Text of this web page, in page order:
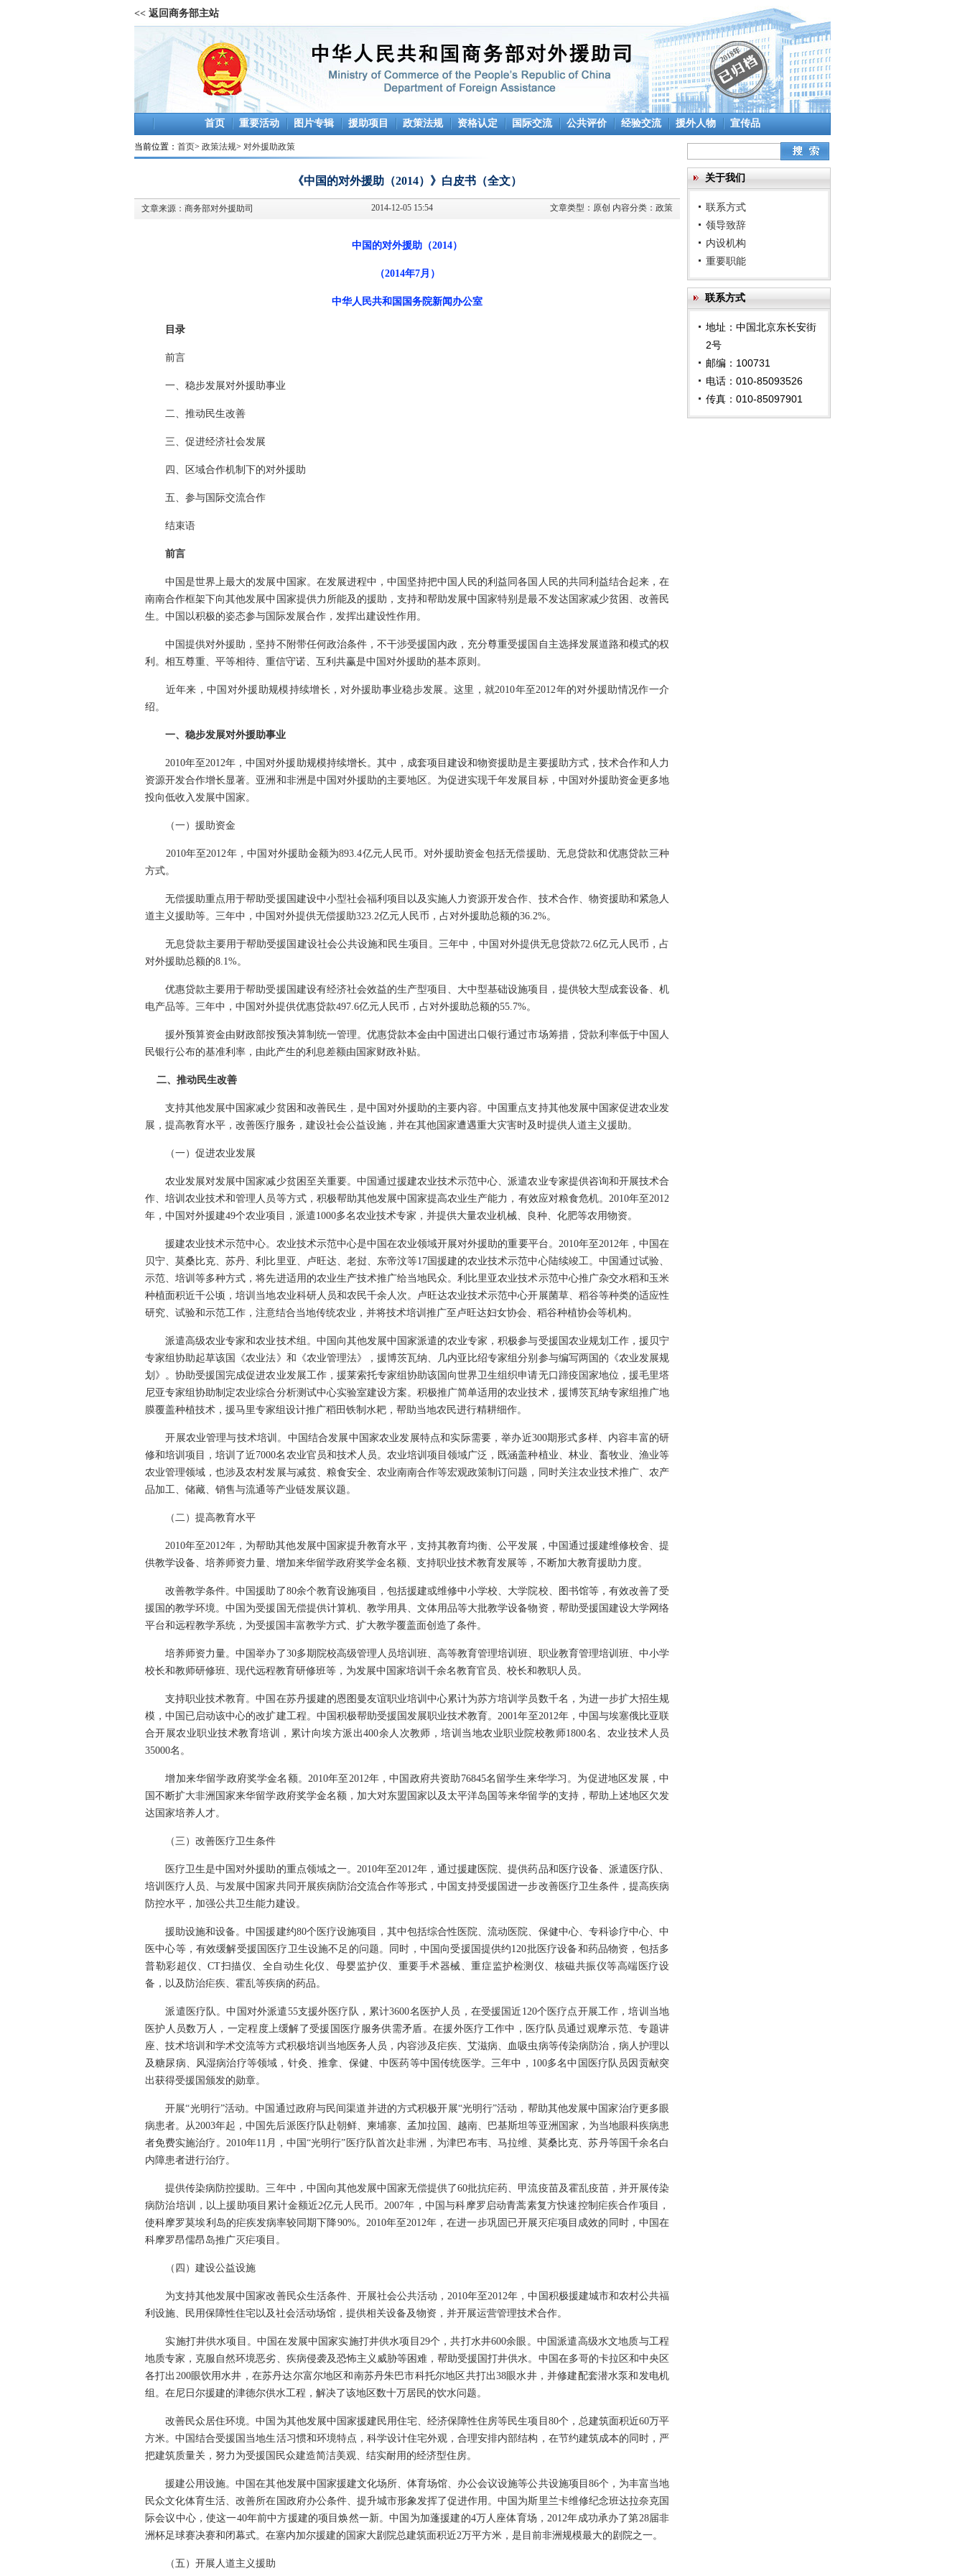
<< 返回商务部主站
首页 重要活动 图片专辑 援助项目 政策法规 资格认定 国际交流 公共评价 经验交流 援外人物 宣传品
当前位置： 首页> 政策法规> 对外援助政策
《中国的对外援助（2014）》白皮书（全文）
文章来源： 商务部对外援助司 2014-12-05 15:54 文章类型： 原创 内容分类： 政策
中国的对外援助（2014）
（2014年7月）
中华人民共和国国务院新闻办公室
目录
前言
一、稳步发展对外援助事业
二、推动民生改善
三、促进经济社会发展
四、区域合作机制下的对外援助
五、参与国际交流合作
结束语
前言
中国是世界上最大的发展中国家。在发展进程中，中国坚持把中国人民的利益同各国人民的共同利益结合起来，在
南南合作框架下向其他发展中国家提供力所能及的援助，支持和帮助发展中国家特别是最不发达国家减少贫困、改善民
生。中国以积极的姿态参与国际发展合作，发挥出建设性作用。
中国提供对外援助，坚持不附带任何政治条件，不干涉受援国内政，充分尊重受援国自主选择发展道路和模式的权
利。相互尊重、平等相待、重信守诺、互利共赢是中国对外援助的基本原则。
近年来，中国对外援助规模持续增长，对外援助事业稳步发展。这里，就2010年至2012年的对外援助情况作一介
绍。
一、稳步发展对外援助事业
2010年至2012年，中国对外援助规模持续增长。其中，成套项目建设和物资援助是主要援助方式，技术合作和人力
资源开发合作增长显著。亚洲和非洲是中国对外援助的主要地区。为促进实现千年发展目标，中国对外援助资金更多地
投向低收入发展中国家。
（一）援助资金
2010年至2012年，中国对外援助金额为893.4亿元人民币。对外援助资金包括无偿援助、无息贷款和优惠贷款三种
方式。
无偿援助重点用于帮助受援国建设中小型社会福利项目以及实施人力资源开发合作、技术合作、物资援助和紧急人
道主义援助等。三年中，中国对外提供无偿援助323.2亿元人民币，占对外援助总额的36.2%。
无息贷款主要用于帮助受援国建设社会公共设施和民生项目。三年中，中国对外提供无息贷款72.6亿元人民币，占
对外援助总额的8.1%。
优惠贷款主要用于帮助受援国建设有经济社会效益的生产型项目、大中型基础设施项目，提供较大型成套设备、机
电产品等。三年中，中国对外提供优惠贷款497.6亿元人民币，占对外援助总额的55.7%。
援外预算资金由财政部按预决算制统一管理。优惠贷款本金由中国进出口银行通过市场筹措，贷款利率低于中国人
民银行公布的基准利率，由此产生的利息差额由国家财政补贴。
二、推动民生改善
支持其他发展中国家减少贫困和改善民生，是中国对外援助的主要内容。中国重点支持其他发展中国家促进农业发
展，提高教育水平，改善医疗服务，建设社会公益设施，并在其他国家遭遇重大灾害时及时提供人道主义援助。
（一）促进农业发展
农业发展对发展中国家减少贫困至关重要。中国通过援建农业技术示范中心、派遣农业专家提供咨询和开展技术合
作、培训农业技术和管理人员等方式，积极帮助其他发展中国家提高农业生产能力，有效应对粮食危机。2010年至2012
年，中国对外援建49个农业项目，派遣1000多名农业技术专家，并提供大量农业机械、良种、化肥等农用物资。
援建农业技术示范中心。农业技术示范中心是中国在农业领域开展对外援助的重要平台。2010年至2012年，中国在
贝宁、莫桑比克、苏丹、利比里亚、卢旺达、老挝、东帝汶等17国援建的农业技术示范中心陆续竣工。中国通过试验、
示范、培训等多种方式，将先进适用的农业生产技术推广给当地民众。利比里亚农业技术示范中心推广杂交水稻和玉米
种植面积近千公顷，培训当地农业科研人员和农民千余人次。卢旺达农业技术示范中心开展菌草、稻谷等种类的适应性
研究、试验和示范工作，注意结合当地传统农业，并将技术培训推广至卢旺达妇女协会、稻谷种植协会等机构。
派遣高级农业专家和农业技术组。中国向其他发展中国家派遣的农业专家，积极参与受援国农业规划工作，援贝宁
专家组协助起草该国《农业法》和《农业管理法》，援博茨瓦纳、几内亚比绍专家组分别参与编写两国的《农业发展规
划》。协助受援国完成促进农业发展工作，援莱索托专家组协助该国向世界卫生组织申请无口蹄疫国家地位，援毛里塔
尼亚专家组协助制定农业综合分析测试中心实验室建设方案。积极推广简单适用的农业技术，援博茨瓦纳专家组推广地
膜覆盖种植技术，援马里专家组设计推广稻田铁制水耙，帮助当地农民进行精耕细作。
开展农业管理与技术培训。中国结合发展中国家农业发展特点和实际需要，举办近300期形式多样、内容丰富的研
修和培训项目，培训了近7000名农业官员和技术人员。农业培训项目领域广泛，既涵盖种植业、林业、畜牧业、渔业等
农业管理领域，也涉及农村发展与减贫、粮食安全、农业南南合作等宏观政策制订问题，同时关注农业技术推广、农产
品加工、储藏、销售与流通等产业链发展议题。
（二）提高教育水平
2010年至2012年，为帮助其他发展中国家提升教育水平，支持其教育均衡、公平发展，中国通过援建维修校舍、提
供教学设备、培养师资力量、增加来华留学政府奖学金名额、支持职业技术教育发展等，不断加大教育援助力度。
改善教学条件。中国援助了80余个教育设施项目，包括援建或维修中小学校、大学院校、图书馆等，有效改善了受
援国的教学环境。中国为受援国无偿提供计算机、教学用具、文体用品等大批教学设备物资，帮助受援国建设大学网络
平台和远程教学系统，为受援国丰富教学方式、扩大教学覆盖面创造了条件。
培养师资力量。中国举办了30多期院校高级管理人员培训班、高等教育管理培训班、职业教育管理培训班、中小学
校长和教师研修班、现代远程教育研修班等，为发展中国家培训千余名教育官员、校长和教职人员。
支持职业技术教育。中国在苏丹援建的恩图曼友谊职业培训中心累计为苏方培训学员数千名，为进一步扩大招生规
模，中国已启动该中心的改扩建工程。中国积极帮助受援国发展职业技术教育。2001年至2012年，中国与埃塞俄比亚联
合开展农业职业技术教育培训，累计向埃方派出400余人次教师，培训当地农业职业院校教师1800名、农业技术人员
35000名。
增加来华留学政府奖学金名额。2010年至2012年，中国政府共资助76845名留学生来华学习。为促进地区发展，中
国不断扩大非洲国家来华留学政府奖学金名额，加大对东盟国家以及太平洋岛国等来华留学的支持，帮助上述地区欠发
达国家培养人才。
（三）改善医疗卫生条件
医疗卫生是中国对外援助的重点领域之一。2010年至2012年，通过援建医院、提供药品和医疗设备、派遣医疗队、
培训医疗人员、与发展中国家共同开展疾病防治交流合作等形式，中国支持受援国进一步改善医疗卫生条件，提高疾病
防控水平，加强公共卫生能力建设。
援助设施和设备。中国援建约80个医疗设施项目，其中包括综合性医院、流动医院、保健中心、专科诊疗中心、中
医中心等，有效缓解受援国医疗卫生设施不足的问题。同时，中国向受援国提供约120批医疗设备和药品物资，包括多
普勒彩超仪、CT扫描仪、全自动生化仪、母婴监护仪、重要手术器械、重症监护检测仪、核磁共振仪等高端医疗设
备，以及防治疟疾、霍乱等疾病的药品。
派遣医疗队。中国对外派遣55支援外医疗队，累计3600名医护人员，在受援国近120个医疗点开展工作，培训当地
医护人员数万人，一定程度上缓解了受援国医疗服务供需矛盾。在援外医疗工作中，医疗队员通过观摩示范、专题讲
座、技术培训和学术交流等方式积极培训当地医务人员，内容涉及疟疾、艾滋病、血吸虫病等传染病防治，病人护理以
及糖尿病、风湿病治疗等领域，针灸、推拿、保健、中医药等中国传统医学。三年中，100多名中国医疗队员因贡献突
出获得受援国颁发的勋章。
开展“光明行”活动。中国通过政府与民间渠道并进的方式积极开展“光明行”活动，帮助其他发展中国家治疗更多眼
病患者。从2003年起，中国先后派医疗队赴朝鲜、柬埔寨、孟加拉国、越南、巴基斯坦等亚洲国家，为当地眼科疾病患
者免费实施治疗。2010年11月，中国“光明行”医疗队首次赴非洲，为津巴布韦、马拉维、莫桑比克、苏丹等国千余名白
内障患者进行治疗。
提供传染病防控援助。三年中，中国向其他发展中国家无偿提供了60批抗疟药、甲流疫苗及霍乱疫苗，并开展传染
病防治培训，以上援助项目累计金额近2亿元人民币。2007年，中国与科摩罗启动青蒿素复方快速控制疟疾合作项目，
使科摩罗莫埃利岛的疟疾发病率较同期下降90%。2010年至2012年，在进一步巩固已开展灭疟项目成效的同时，中国在
科摩罗昂儒昂岛推广灭疟项目。
（四）建设公益设施
为支持其他发展中国家改善民众生活条件、开展社会公共活动，2010年至2012年，中国积极援建城市和农村公共福
利设施、民用保障性住宅以及社会活动场馆，提供相关设备及物资，并开展运营管理技术合作。
实施打井供水项目。中国在发展中国家实施打井供水项目29个，共打水井600余眼。中国派遣高级水文地质与工程
地质专家，克服自然环境恶劣、疾病侵袭及恐怖主义威胁等困难，帮助受援国打井供水。中国在多哥的卡拉区和中央区
各打出200眼饮用水井，在苏丹达尔富尔地区和南苏丹朱巴市科托尔地区共打出38眼水井，并修建配套潜水泵和发电机
组。在尼日尔援建的津德尔供水工程，解决了该地区数十万居民的饮水问题。
改善民众居住环境。中国为其他发展中国家援建民用住宅、经济保障性住房等民生项目80个，总建筑面积近60万平
方米。中国结合受援国当地生活习惯和环境特点，科学设计住宅外观，合理安排内部结构，在节约建筑成本的同时，严
把建筑质量关，努力为受援国民众建造简洁美观、结实耐用的经济型住房。
援建公用设施。中国在其他发展中国家援建文化场所、体育场馆、办公会议设施等公共设施项目86个，为丰富当地
民众文化体育生活、改善所在国政府办公条件、提升城市形象发挥了促进作用。中国为斯里兰卡维修纪念班达拉奈克国
际会议中心，使这一40年前中方援建的项目焕然一新。中国为加蓬援建的4万人座体育场，2012年成功承办了第28届非
洲杯足球赛决赛和闭幕式。在塞内加尔援建的国家大剧院总建筑面积近2万平方米，是目前非洲规模最大的剧院之一。
（五）开展人道主义援助
关于我们
联系方式
领导致辞
内设机构
重要职能
联系方式
地址：中国北京东长安街
2号
邮编：100731
电话：010-85093526
传真：010-85097901